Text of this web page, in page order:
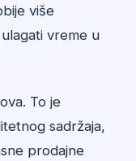
više
vreme u
To je
sadržaja,
prodajne